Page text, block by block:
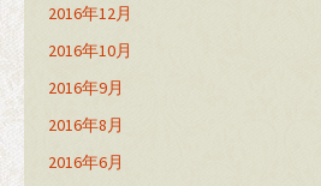
2016年12月
2016年10月
2016年9月
2016年8月
2016年6月